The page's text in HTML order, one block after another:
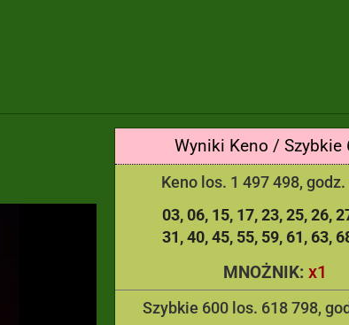
Wyniki Keno / Szybkie
Keno los. 1 497 498,
03 06 15 17 23 25 26
31 40 45 55 59 61 63
MNOŻNIK: x1
Szybkie 600 los. 618 798,